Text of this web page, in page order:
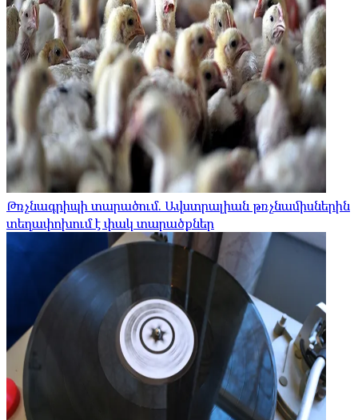
Թռչնագրիպի տարածում. Ավստրալիան թռչնամիսներին
տեղափոխում է փակ տարածքներ